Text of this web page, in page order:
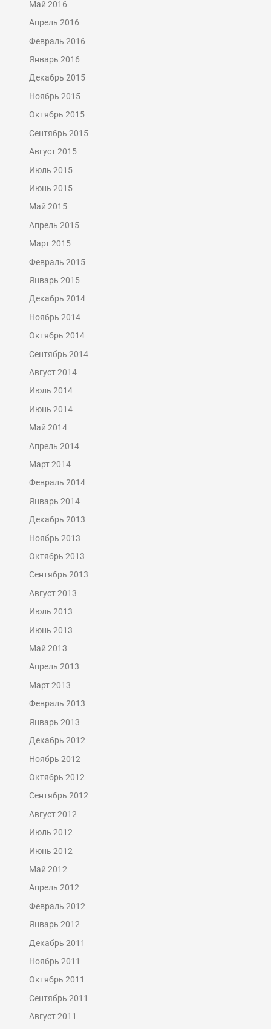
Май 2016
Апрель 2016
Февраль 2016
Январь 2016
Декабрь 2015
Ноябрь 2015
Октябрь 2015
Сентябрь 2015
Август 2015
Июль 2015
Июнь 2015
Май 2015
Апрель 2015
Март 2015
Февраль 2015
Январь 2015
Декабрь 2014
Ноябрь 2014
Октябрь 2014
Сентябрь 2014
Август 2014
Июль 2014
Июнь 2014
Май 2014
Апрель 2014
Март 2014
Февраль 2014
Январь 2014
Декабрь 2013
Ноябрь 2013
Октябрь 2013
Сентябрь 2013
Август 2013
Июль 2013
Июнь 2013
Май 2013
Апрель 2013
Март 2013
Февраль 2013
Январь 2013
Декабрь 2012
Ноябрь 2012
Октябрь 2012
Сентябрь 2012
Август 2012
Июль 2012
Июнь 2012
Май 2012
Апрель 2012
Февраль 2012
Январь 2012
Декабрь 2011
Ноябрь 2011
Октябрь 2011
Сентябрь 2011
Август 2011